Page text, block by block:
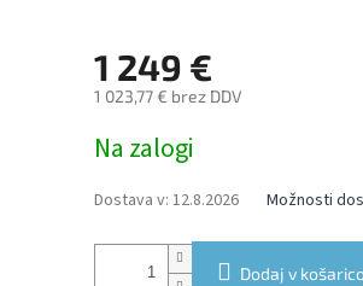
1 249 €
1 023,77 € brez DDV
price:
Na zalogi
Dostava v: 12.8.2026 Možnosti
Dodaj v